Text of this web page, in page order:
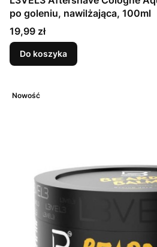
po goleniu, nawilżająca, 100ml
Cena
19,99 zł
Do koszyka
Nowość